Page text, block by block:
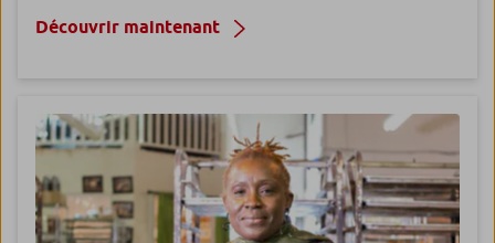
Découvrir maintenant